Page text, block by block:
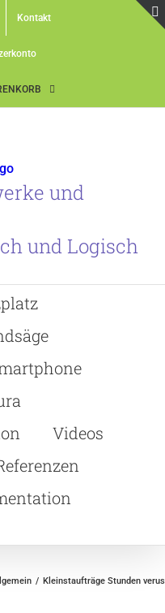
Kontakt
und
und Logisch
Videos
Kleinstaufträge Stunden